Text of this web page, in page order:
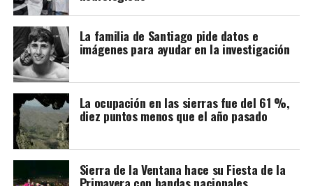
La familia de Santiago pide datos e
imágenes para ayudar en la investigación
La ocupación en las sierras fue del 61 %,
diez puntos menos que el año pasado
Sierra de la Ventana hace su Fiesta de la